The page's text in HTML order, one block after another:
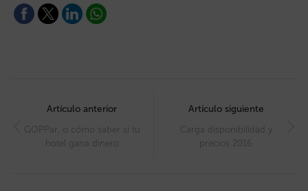
navigation
Artículo anterior
GOPPar, o cómo saber si tu
hotel gana dinero
Artículo siguiente
Carga disponibilidad y
precios 2016